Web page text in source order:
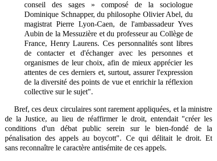
conseil des sages » composé de la sociologue
Dominique Schnapper, du philosophe Olivier Abel, du
magistrat Pierre Lyon-Caen, de l'ambassadeur Yves
Aubin de la Messuzière et du professeur au Collège de
France, Henry Laurens. Ces personnalités sont libres
de contacter et d'échanger avec les personnes et
organismes de leur choix, afin de mieux apprécier les
attentes de ces derniers et, surtout, assurer l'expression
de la diversité des points de vue et enrichir la réflexion
collective sur le sujet".
Bref, ces deux circulaires sont rarement appliquées, et la ministre
de la Justice, au lieu de réaffirmer le droit, entendait "créer les
conditions d'un débat public serein sur le bien-fondé de la
pénalisation des appels au boycott". Ce qui délitait le droit. Et
sans reconnaître le caractère antisémite de ces appels.